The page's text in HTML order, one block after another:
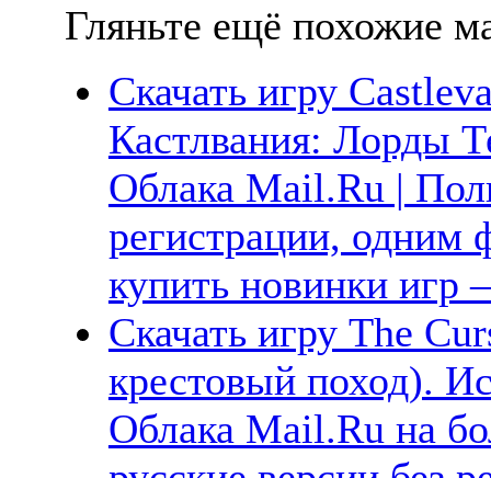
Гляньте ещё похожие
Скачать игру
Кастлвания: Лорды
Облака Mail.Ru |
регистрации, одним
купить новинки
Скачать игру The
крестовый поход).
Облака Mail.Ru на